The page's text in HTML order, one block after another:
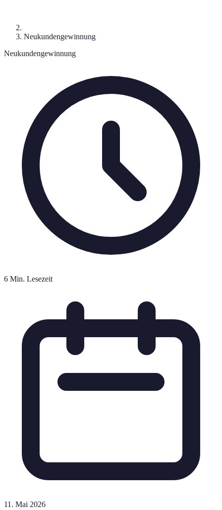
Neukundengewinnung
Neukundengewinnung
6 Min. Lesezeit
11. Mai 2026